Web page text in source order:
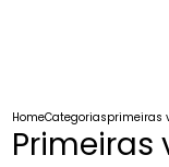
HomeCategoriasprimeiras